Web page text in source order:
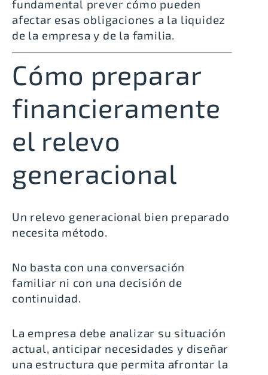
fundamental prever cómo pueden
afectar esas obligaciones a la liquidez
de la empresa y de la familia.
Cómo preparar
financieramente
el relevo
generacional
Un relevo generacional bien preparado
necesita método.
No basta con una conversación
familiar ni con una decisión de
continuidad.
La empresa debe analizar su situación
actual, anticipar necesidades y diseñar
una estructura que permita afrontar la